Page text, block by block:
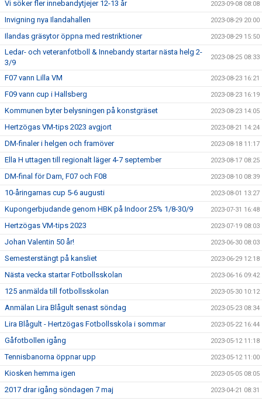
Vi söker fler innebandytjejer 12-13 år 2023-09-08 08:08
Invigning nya Ilandahallen 2023-08-29 20:00
Ilandas gräsytor öppna med restriktioner 2023-08-29 15:50
Ledar- och veteranfotboll & Innebandy startar nästa helg 2-
3/9
2023-08-25 08:33
F07 vann Lilla VM 2023-08-23 16:21
F09 vann cup i Hallsberg 2023-08-23 16:19
Kommunen byter belysningen på konstgräset 2023-08-23 14:05
Hertzögas VM-tips 2023 avgjort 2023-08-21 14:24
DM-finaler i helgen och framöver 2023-08-18 11:17
Ella H uttagen till regionalt läger 4-7 september 2023-08-17 08:25
DM-final för Dam, F07 och F08 2023-08-10 08:39
10-åringarnas cup 5-6 augusti 2023-08-01 13:27
Kupongerbjudande genom HBK på Indoor 25% 1/8-30/9 2023-07-31 16:48
Hertzögas VM-tips 2023 2023-07-19 08:03
Johan Valentin 50 år! 2023-06-30 08:03
Semesterstängt på kansliet 2023-06-29 12:18
Nästa vecka startar Fotbollsskolan 2023-06-16 09:42
125 anmälda till fotbollsskolan 2023-05-30 10:12
Anmälan Lira Blågult senast söndag 2023-05-23 08:34
Lira Blågult - Hertzögas Fotbollsskola i sommar 2023-05-22 16:44
Gåfotbollen igång 2023-05-12 11:18
Tennisbanorna öppnar upp 2023-05-12 11:00
Kiosken hemma igen 2023-05-05 08:05
2017 drar igång söndagen 7 maj 2023-04-21 08:31